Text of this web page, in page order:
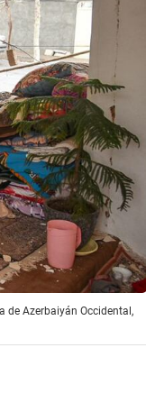
de Azerbaiyán Occidental,